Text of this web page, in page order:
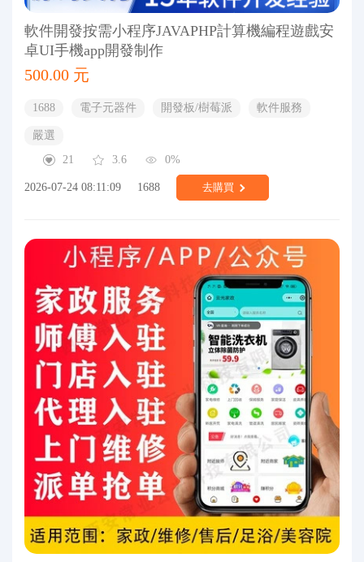
軟件開發按需小程序JAVAPHP計算機編程遊戲安
卓UI手機app開發制作
500.00 元
1688 電子元器件 開發板/樹莓派 軟件服務
嚴選
21
3.6 0%
2026-07-24 08:11:09 1688 去購買